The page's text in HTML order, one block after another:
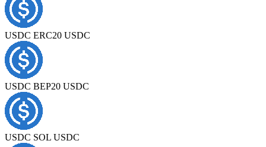
USDC ERC20 USDC
USDC BEP20 USDC
USDC SOL USDC